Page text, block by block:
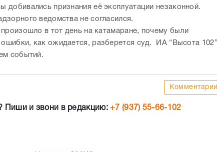
Пиши и звони в редакцию:+7 (937) 55-66-102
Андрей Бочаров озвучил